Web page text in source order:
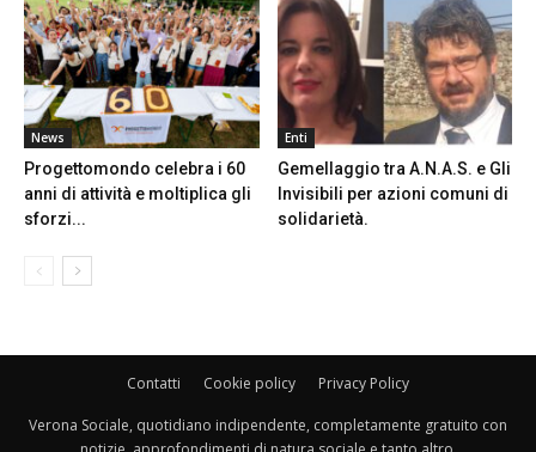
News
Progettomondo celebra i 60
anni di attività e moltiplica gli
sforzi...
Enti
Gemellaggio tra A.N.A.S. e Gli
Invisibili per azioni comuni di
solidarietà.
Contatti Cookie policy Privacy Policy
Verona Sociale, quotidiano indipendente, completamente gratuito con